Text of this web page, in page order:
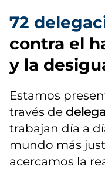
72
contra el
y la
Estamos
través de
trabajan día a
mundo más
acercamos la